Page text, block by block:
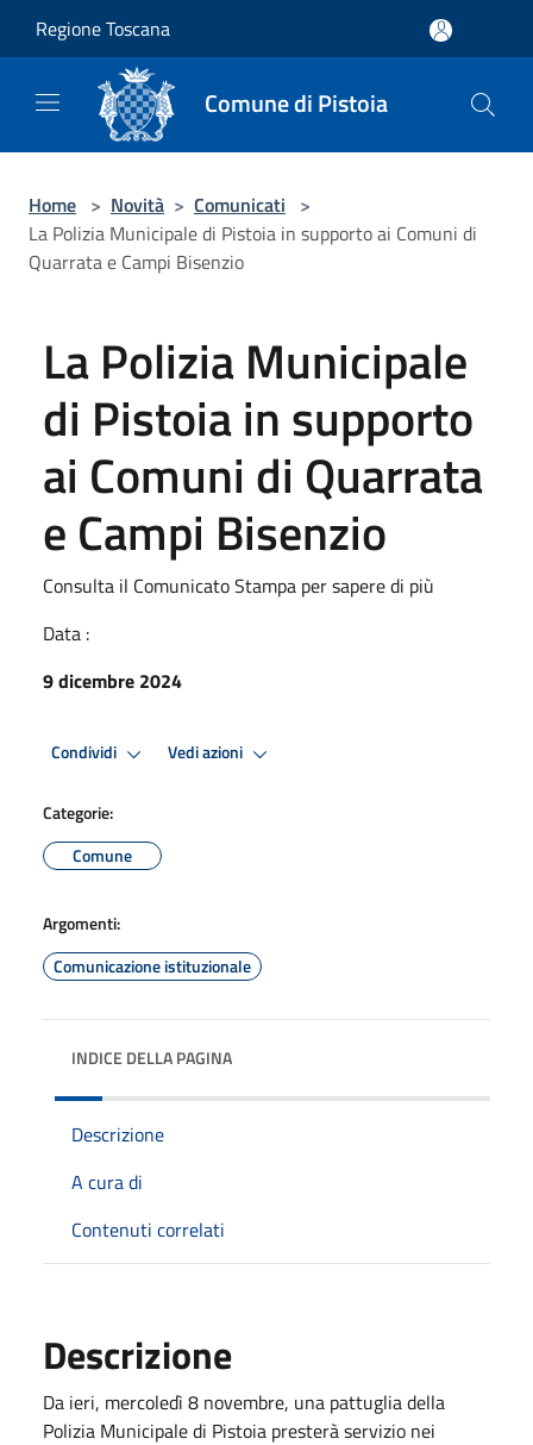
Regione Toscana
Comune di Pistoia
Home > Novità > Comunicati >
La Polizia Municipale di Pistoia in supporto ai Comuni di
Quarrata e Campi Bisenzio
La Polizia Municipale
di Pistoia in supporto
ai Comuni di Quarrata
e Campi Bisenzio
Consulta il Comunicato Stampa per sapere di più
Data :
9 dicembre 2024
Condividi Vedi azioni
Categorie:
Comune
Argomenti:
Comunicazione istituzionale
INDICE DELLA PAGINA
Descrizione
A cura di
Contenuti correlati
Descrizione
Da ieri, mercoledì 8 novembre, una pattuglia della
Polizia Municipale di Pistoia presterà servizio nei